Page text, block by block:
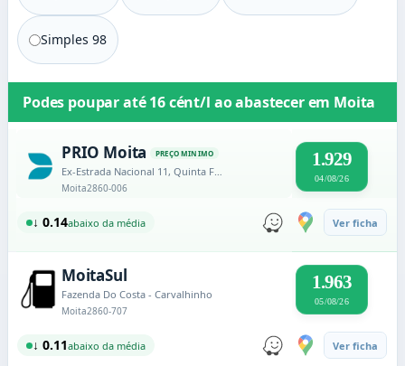
Simples 98
Podes poupar até16 cént/l ao abastecer em Moita
PRIO Moita PREÇO MINIMO
Ex-Estrada Nacional 11, Quinta Fonte da Prata, anteriormente designado por Matão, nº 8, freguesia de Alhos Vedros
Moita2860-006
1.929
04/08/26
↓ 0.14abaixo da média Ver ficha
MoitaSul
Fazenda Do Costa - Carvalhinho
Moita2860-707
1.963
05/08/26
↓ 0.11abaixo da média Ver ficha